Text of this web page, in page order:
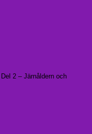
2 – Järnåldern och